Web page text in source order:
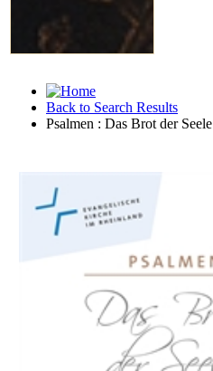
Back to Search Results
Psalmen : Das Brot der Seele